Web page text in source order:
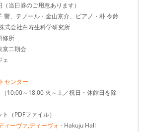
当日券のご用意あります）
響、テノール・金山京介、ピアノ・朴 令鈴
式会社白寿生科学研究所
修所
京二期会
ェ
センター
10:00～18:00 火～土／祝日・休館日を除
（PDFファイル）
ィーヴァ,ディーヴォ - Hakuju Hall